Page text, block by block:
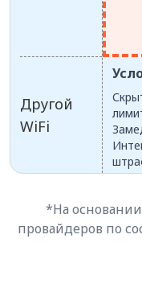
Другой
WiFi
*На
провайдеров по